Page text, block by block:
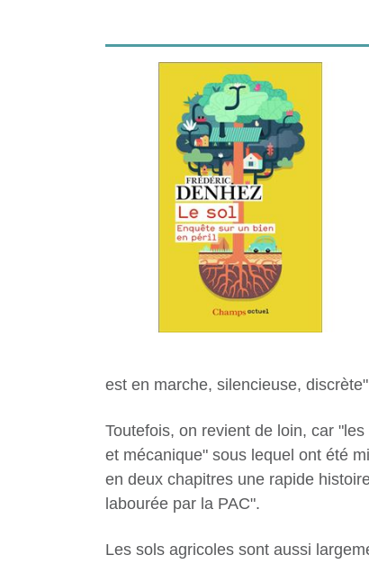
est en marche, silencieuse,
Toutefois, on revient de loin, car
et mécanique" sous lequel ont été
en deux chapitres une rapide
labourée par la PAC".
Les sols agricoles sont aussi